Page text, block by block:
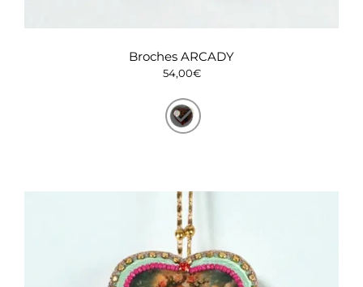
Broches ARCADY
54,00€